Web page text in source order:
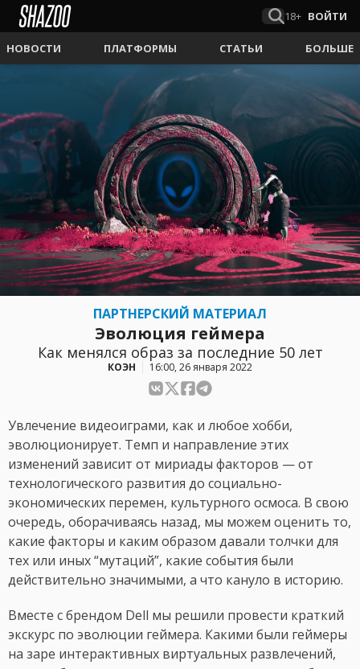
18+ ВОЙТИ
НОВОСТИ ПЛАТФОРМЫ СТАТЬИ БОЛЬШЕ
ПАРТНЕРСКИЙ МАТЕРИАЛ
Эволюция геймера
Как менялся образ за последние 50 лет
КОЭН 16:00, 26 января 2022
Увлечение видеоиграми, как и любое хобби,
эволюционирует. Темп и направление этих
изменений зависит от мириады факторов — от
технологического развития до социально-
экономических перемен, культурного осмоса. В свою
очередь, оборачиваясь назад, мы можем оценить то,
какие факторы и каким образом давали толчки для
тех или иных “мутаций”, какие события были
действительно значимыми, а что кануло в историю.
Вместе с брендом Dell мы решили провести краткий
экскурс по эволюции геймера. Какими были геймеры
на заре интерактивных виртуальных развлечений,